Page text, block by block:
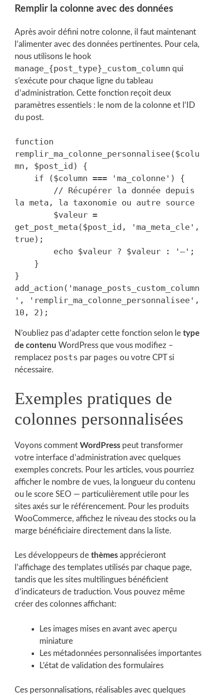
Remplir la colonne avec des données
Après avoir défini notre colonne, il faut maintenant
l’alimenter avec des données pertinentes. Pour cela,
nous utilisons le hook
manage_{post_type}_custom_column qui
s’exécute pour chaque ligne du tableau
d’administration. Cette fonction reçoit deux
paramètres essentiels : le nom de la colonne et l’ID
du post.
function
remplir_ma_colonne_personnalisee($colu
mn, $post_id) {
la meta, la taxonomie ou autre source
get_post_meta($post_id, 'ma_meta_cle',
true);
}
add_action('manage_posts_custom_column
', 'remplir_ma_colonne_personnalisee',
N’oubliez pas d’adapter cette fonction selon le type
de contenu WordPress que vous modifiez –
remplacez posts par pages ou votre CPT si
nécessaire.
Exemples pratiques de
colonnes personnalisées
Voyons comment WordPress peut transformer
votre interface d’administration avec quelques
exemples concrets. Pour les articles, vous pourriez
afficher le nombre de vues, la longueur du contenu
ou le score SEO — particulièrement utile pour les
sites axés sur le référencement. Pour les produits
WooCommerce, affichez le niveau des stocks ou la
marge bénéficiaire directement dans la liste.
Les développeurs de thèmes apprécieront
l’affichage des templates utilisés par chaque page,
tandis que les sites multilingues bénéficient
d’indicateurs de traduction. Vous pouvez même
créer des colonnes affichant:
Les images mises en avant avec aperçu
miniature
Les métadonnées personnalisées importantes
L’état de validation des formulaires
Ces personnalisations, réalisables avec quelques